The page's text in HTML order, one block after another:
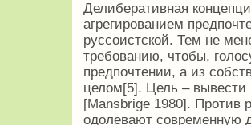
Делиберативная
агрегированием
руссоистской. Тем не
требованию, чтобы,
предпочтении, а из
целом[5]. Цель – вывести
[Mansbrige 1980]. Против
одолевают современ­ную